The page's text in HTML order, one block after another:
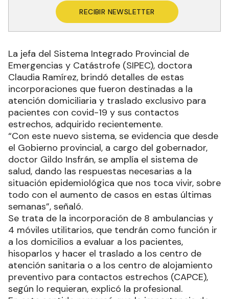
RECIBIR NEWSLETTER
La jefa del Sistema Integrado Provincial de
Emergencias y Catástrofe (SIPEC), doctora
Claudia Ramírez, brindó detalles de estas
incorporaciones que fueron destinadas a la
atención domiciliaria y traslado exclusivo para
pacientes con covid-19 y sus contactos
estrechos, adquirido recientemente.
“Con este nuevo sistema, se evidencia que desde
el Gobierno provincial, a cargo del gobernador,
doctor Gildo Insfrán, se amplía el sistema de
salud, dando las respuestas necesarias a la
situación epidemiológica que nos toca vivir, sobre
todo con el aumento de casos en estas últimas
semanas”, señaló.
Se trata de la incorporación de 8 ambulancias y
4 móviles utilitarios, que tendrán como función ir
a los domicilios a evaluar a los pacientes,
hisoparlos y hacer el traslado a los centro de
atención sanitaria o a los centro de alojamiento
preventivo para contactos estrechos (CAPCE),
según lo requieran, explicó la profesional.